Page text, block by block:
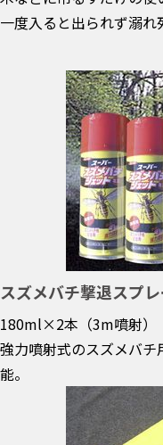
一度入ると出られず溺れ
スズメバチ撃退スプレ
180ml×2本（3m噴射）
強力噴射式のスズメバ
能。